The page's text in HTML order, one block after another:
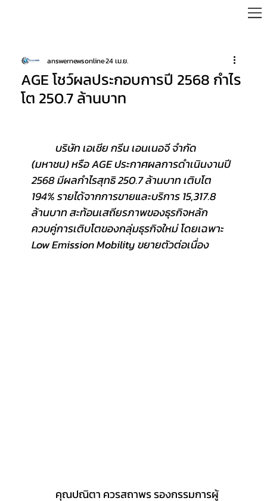
AGE โชว์ผลประกอบการปี 2568 กำไร
โต 250.7 ล้านบาท
answernewsonline24 เม.ย.
	บริษัท เอเชีย กรีน เอนเนอจี จำกัด
(มหาชน) หรือ AGE ประกาศผลการดำเนินงานปี
2568 มีผลกำไรสุทธิ 250.7 ล้านบาท เติบโต
194% รายได้จากการขายและบริการ 15,317.8
ล้านบาท สะท้อนเสถียรภาพของธุรกิจหลัก
ควบคู่การเติบโตของกลุ่มธุรกิจใหม่ โดยเฉพาะ
Low Emission Mobility ขยายตัวต่อเนื่อง